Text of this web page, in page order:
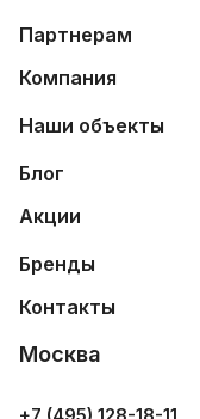
Партнерам
Компания
Наши объекты
Блог
Акции
Бренды
Контакты
Москва